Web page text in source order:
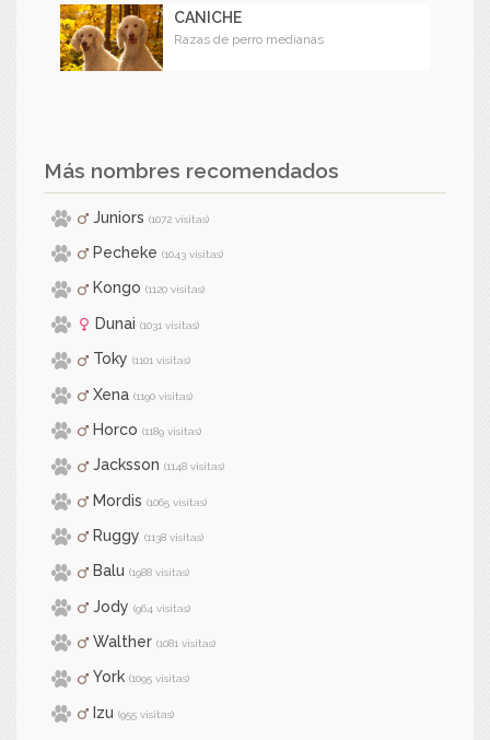
CANICHE
Razas de perro medianas
Más nombres recomendados
Juniors (1072 visitas)
Pecheke (1043 visitas)
Kongo (1120 visitas)
Dunai (1031 visitas)
Toky (1101 visitas)
Xena (1190 visitas)
Horco (1189 visitas)
Jacksson (1148 visitas)
Mordis (1065 visitas)
Ruggy (1138 visitas)
Balu (1988 visitas)
Jody (964 visitas)
Walther (1081 visitas)
York (1095 visitas)
Izu (955 visitas)